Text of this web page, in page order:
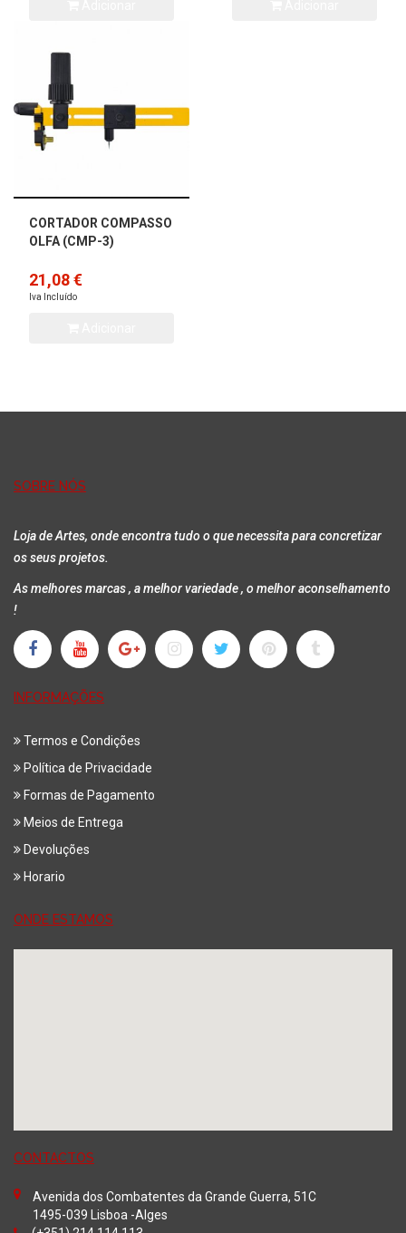
CORTADOR COMPASSO
OLFA (CMP-3)
21,08 €
Iva Incluído
SOBRE NÓS
Loja de Artes, onde encontra tudo o que necessita para concretizar
os seus projetos.
As melhores marcas , a melhor variedade , o melhor aconselhamento
!
INFORMAÇÕES
Termos e Condições
Política de Privacidade
Formas de Pagamento
Meios de Entrega
Devoluções
Horario
ONDE ESTAMOS
CONTACTOS
Avenida dos Combatentes da Grande Guerra, 51C
1495-039 Lisboa -Alges